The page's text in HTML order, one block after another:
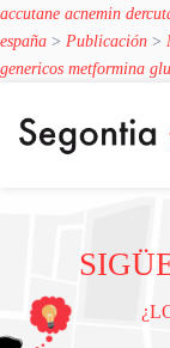
accutane acnemin
españa > Publicación >
genericos metformina